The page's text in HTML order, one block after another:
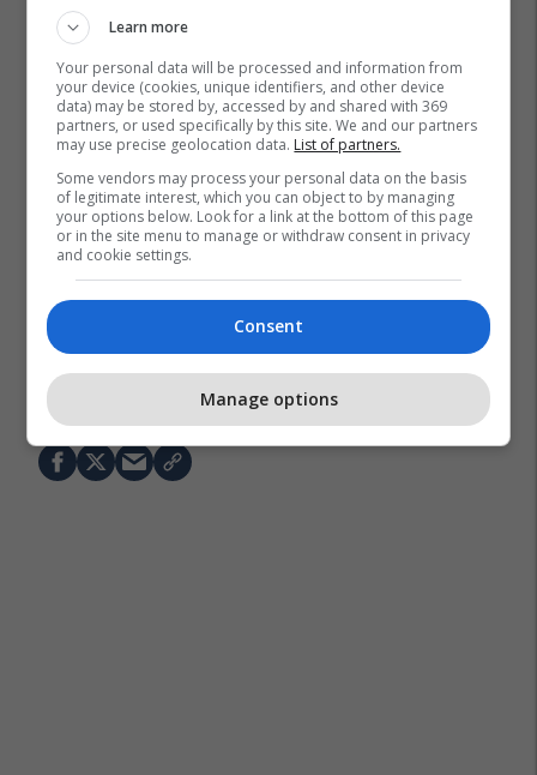
Nba Oklahoma City Thunder San Antonio Spurs
Learn more
Your personal data will be processed and information from
your device (cookies, unique identifiers, and other device
data) may be stored by, accessed by and shared with 369
partners, or used specifically by this site. We and our partners
may use precise geolocation data. List of partners.
Some vendors may process your personal data on the basis
of legitimate interest, which you can object to by managing
your options below. Look for a link at the bottom of this page
or in the site menu to manage or withdraw consent in privacy
and cookie settings.
Consent
Manage options